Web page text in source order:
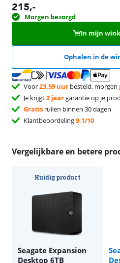
215,-
Morgen bezorgd
In mijn
Ophalen in de
Voor23.59 uur besteld, morgen
Je krijgt2 jaargarantie op je
Gratis ruilen binnen 30 dagen
Klantbeoordeling9,1/10
Vergelijkbare en betere
Huidig product
Seagate Expansion
Desktop 6TB